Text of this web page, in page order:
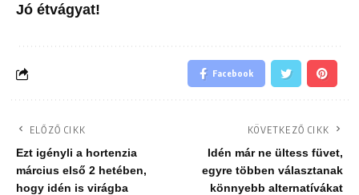
Jó étvágyat!
Facebook
ELŐZŐ CIKK
Ezt igényli a hortenzia
március első 2 hetében,
hogy idén is virágba
KÖVETKEZŐ CIKK
Idén már ne ültess füvet,
egyre többen választanak
könnyebb alternatívákat